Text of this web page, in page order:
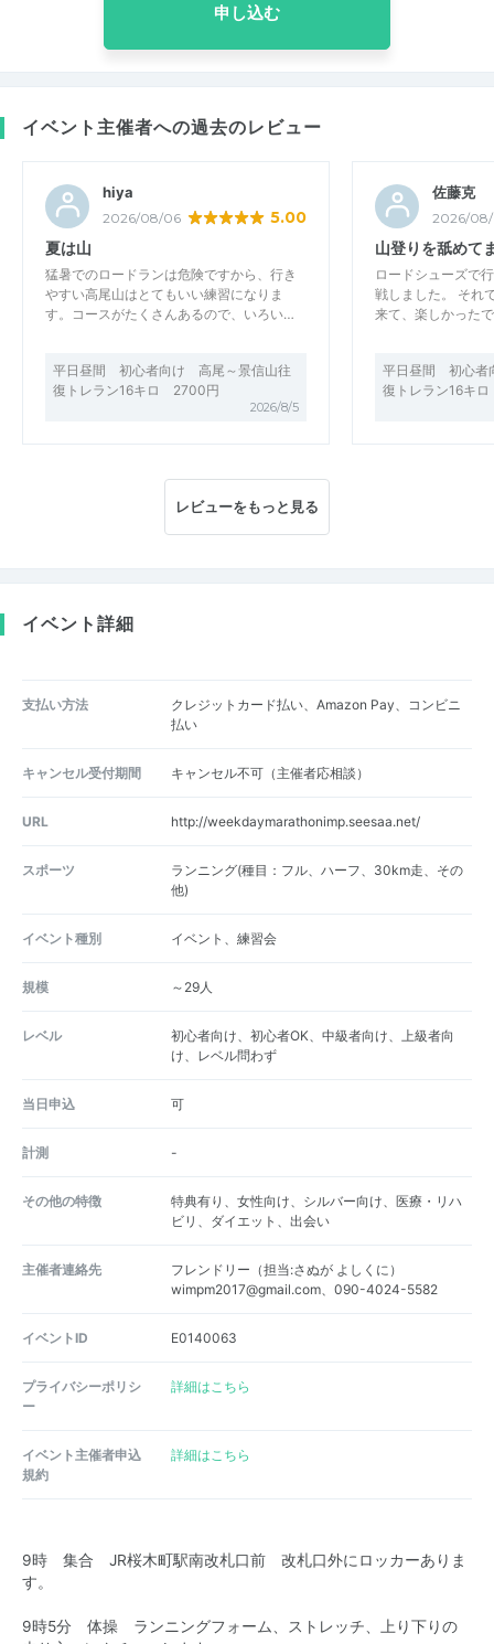
申し込む
イベント主催者への過去のレビュー
hiya
2026/08/06 5.00
夏は山
猛暑でのロードランは危険ですから、行き
やすい高尾山はとてもいい練習になりま
す。コースがたくさんあるので、いろい…
平日昼間 初心者向け 高尾～景信山往
復トレラン16キロ 2700円
2026/8/5
佐藤克
2026/
山登りを舐めて
ロードシューズで
戦しました。 それ
来て、楽しかった
平日昼間 初心者
復トレラン16キ
レビューをもっと見る
イベント詳細
支払い方法
クレジットカード払い、Amazon Pay、コンビニ
払い
キャンセル受付期間 キャンセル不可（主催者応相談）
URL http://weekdaymarathonimp.seesaa.net/
スポーツ
ランニング(種目：フル、ハーフ、30km走、その
他)
イベント種別 イベント、練習会
規模 ～29人
レベル
初心者向け、初心者OK、中級者向け、上級者向
け、レベル問わず
当日申込 可
計測 -
その他の特徴
特典有り、女性向け、シルバー向け、医療・リハ
ビリ、ダイエット、出会い
主催者連絡先
フレンドリー（担当:さぬが よしくに）
wimpm2017@gmail.com、090-4024-5582
イベントID E0140063
プライバシーポリシ
ー
詳細はこちら
イベント主催者申込
規約
詳細はこちら
9時 集合 JR桜木町駅南改札口前 改札口外にロッカーありま
す。
9時5分 体操 ランニングフォーム、ストレッチ、上り下りの